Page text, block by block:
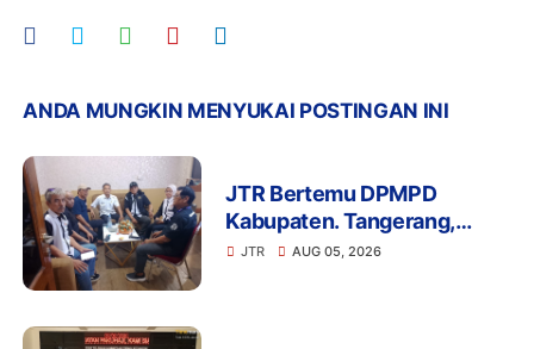
ANDA MUNGKIN MENYUKAI POSTINGAN INI
JTR Bertemu DPMPD
Kabupaten. Tangerang,
Bahas Dugaan Nepotisme di
JTR AUG 05, 2026